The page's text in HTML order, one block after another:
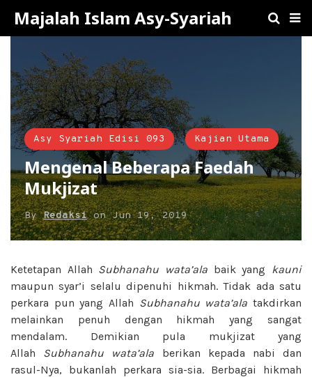
Majalah Islam Asy-Syariah
Asy Syariah Edisi 093 Kajian Utama
Mengenal Beberapa Faedah
Mukjizat
ByRedaksionJun 19, 2019
Ketetapan Allah Subhanahu wata’ala baik yang
kauni
maupun syar’i selalu dipenuhi hikmah. Tidak ada satu
perkara pun yang Allah Subhanahu wata’ala takdirkan
melainkan
penuh dengan hikmah yang sangat
mendalam.
Demikian pula mukjizat yang
Allah
Subhanahu wata’ala berikan kepada nabi dan
rasul-Nya,
bukanlah perkara sia-sia. Berbagai
hikmah